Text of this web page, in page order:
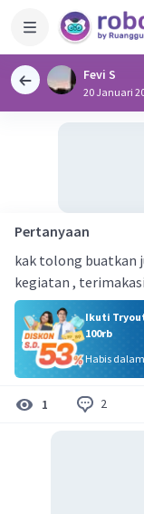
Fevi S
20 Januari
Pertanyaan
kak tolong buatkan
kegiatan ,
Ikuti
100rb
Habis dalam
1 2